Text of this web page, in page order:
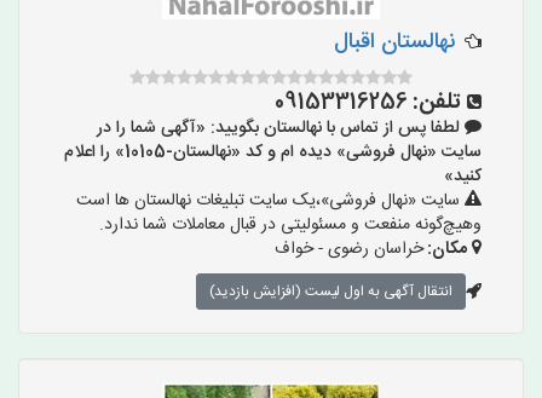
نهالستان اقبال
تلفن: 09153316256
لطفا پس از تماس با نهالستان بگویید: «آگهی شما را در
سایت «نهال فروشی» دیده ام و کد «نهالستان-10105» را اعلام
کنید»
سایت «نهال فروشی»،یک سایت تبلیغات نهالستان ها است
وهیچ‌گونه منفعت و مسئولیتی در قبال معاملات شما ندارد.
مکان:خراسان رضوی - خواف
انتقال آگهی به اول لیست (افزایش بازدید)